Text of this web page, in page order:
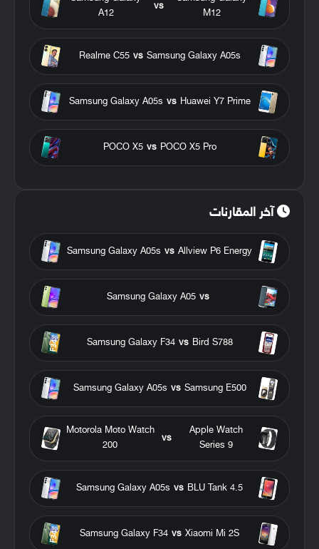
M12
vs
A12
Samsung Galaxy A05s
vs
Realme C55
Huawei Y7 Prime
vs
Samsung Galaxy A05s
POCO X5 Pro
vs
POCO X5
آخر المقارنات
Allview P6 Energy
vs
Samsung Galaxy A05s
vs
Samsung Galaxy A05
Bird S788
vs
Samsung Galaxy F34
Samsung E500
vs
Samsung Galaxy A05s
Apple Watch
Series 9
vs
Motorola Moto Watch
200
BLU Tank 4.5
vs
Samsung Galaxy A05s
Xiaomi Mi 2S
vs
Samsung Galaxy F34